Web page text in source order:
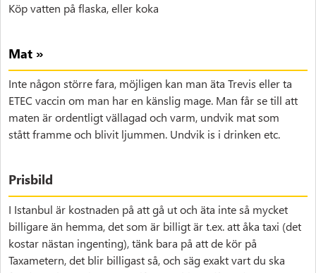
Köp vatten på flaska, eller koka
Mat »
Inte någon större fara, möjligen kan man äta Trevis eller ta
ETEC vaccin om man har en känslig mage. Man får se till att
maten är ordentligt vällagad och varm, undvik mat som
stått framme och blivit ljummen. Undvik is i drinken etc.
Prisbild
I Istanbul är kostnaden på att gå ut och äta inte så mycket
billigare än hemma, det som är billigt är t.ex. att åka taxi (det
kostar nästan ingenting), tänk bara på att de kör på
Taxametern, det blir billigast så, och säg exakt vart du ska